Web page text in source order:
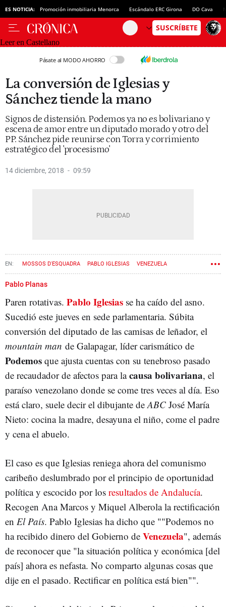
ES NOTICIA: Promoción inmobiliaria Menorca Escándalo ERC Girona DO Cava
Leer en Castellano
Pásate al MODO AHORRO
La conversión de Iglesias y
Sánchez tiende la mano
Signos de distensión. Podemos ya no es bolivariano y
escena de amor entre un diputado morado y otro del
PP. Sánchez pide reunirse con Torra y corrimiento
estratégico del 'procesismo'
14 diciembre, 2018 09:59
MOSSOS D'ESQUADRA PABLO IGLESIAS VENEZUELA
CONSEJO DE MINISTROS
Pablo Planas
Paren rotativas. Pablo Iglesias se ha caído del asno.
Sucedió este jueves en sede parlamentaria. Súbita
conversión del diputado de las camisas de leñador, el
mountain man de Galapagar, líder carismático de
Podemos que ajusta cuentas con su tenebroso pasado
de recaudador de afectos para lacausa bolivariana, el
paraíso venezolano donde se come tres veces al día. Eso
está claro, suele decir el dibujante deABC José María
Nieto: cocina la madre, desayuna el niño, come el padre
y cena el abuelo.
El caso es que Iglesias reniega ahora del comunismo
caribeño deslumbrado por el principio de oportunidad
política y escocido por los resultados de Andalucía.
Recogen Ana Marcos y Miquel Alberola la rectificación
en El País. Pablo Iglesias ha dicho que ""Podemos no
ha recibido dinero del Gobierno de Venezuela", además
de reconocer que "la situación política y económica [del
país] ahora es nefasta. No comparto algunas cosas que
dije en el pasado. Rectificar en política está bien"".